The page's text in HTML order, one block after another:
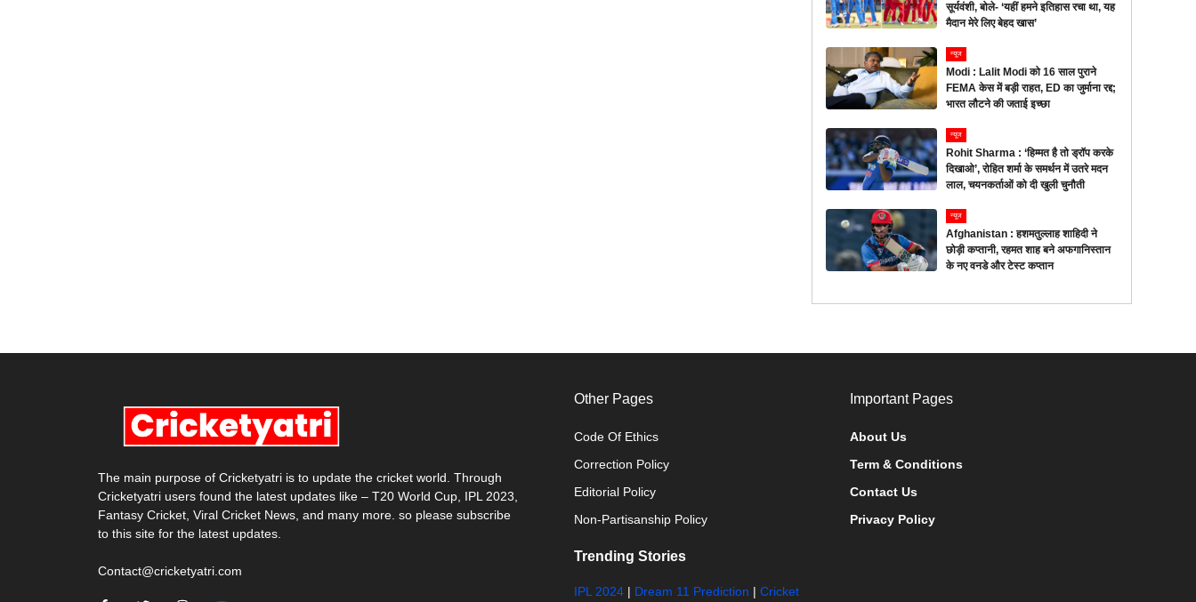
सूर्यवंशी, बोले- ‘यहीं हमने इतिहास रचा था, यह
मैदान मेरे लिए बेहद खास’
न्यूज
Modi : Lalit Modi को 16 साल पुराने
FEMA केस में बड़ी राहत, ED का जुर्माना रद्द;
भारत लौटने की जताई इच्छा
न्यूज
Rohit Sharma : ‘हिम्मत है तो ड्रॉप करके
दिखाओ’, रोहित शर्मा के समर्थन में उतरे मदन
लाल, चयनकर्ताओं को दी खुली चुनौती
न्यूज
Afghanistan : हशमतुल्लाह शाहिदी ने
छोड़ी कप्तानी, रहमत शाह बने अफगानिस्तान
के नए वनडे और टेस्ट कप्तान
The main purpose of Cricketyatri is to update the cricket world. Through
Cricketyatri users found the latest updates like – T20 World Cup, IPL 2023,
Fantasy Cricket, Viral Cricket News, and many more. so please subscribe
to this site for the latest updates.
Contact@cricketyatri.com
Other Pages
Code Of Ethics
Correction Policy
Editorial Policy
Non-Partisanship Policy
Trending Stories
IPL 2024 | Dream 11 Prediction |Cricket
Important Pages
About Us
Term & Conditions
Contact Us
Privacy Policy